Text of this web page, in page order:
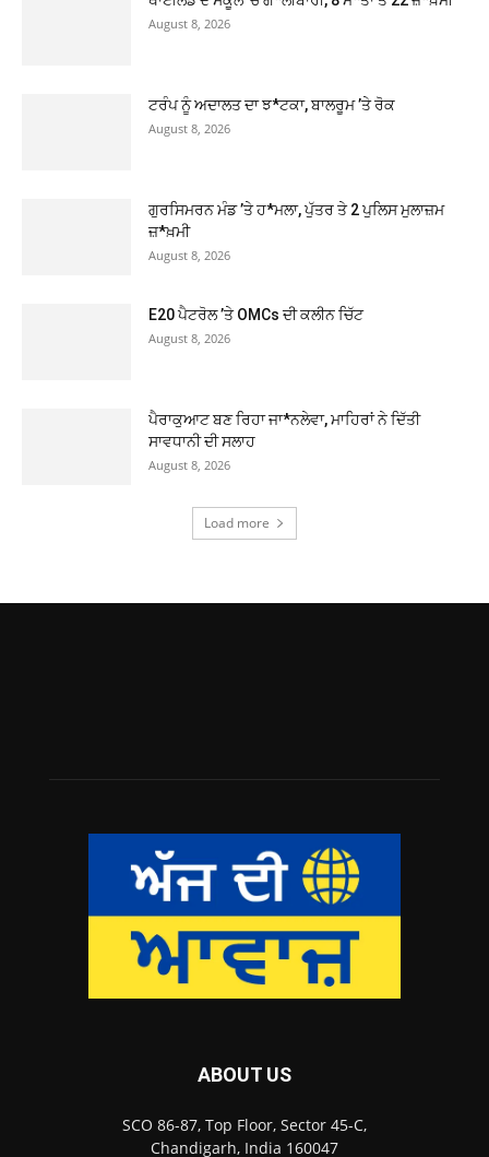
August 8, 2026
ਟਰੰਪ ਨੂੰ ਅਦਾਲਤ ਦਾ ਝ*ਟਕਾ, ਬਾਲਰੂਮ ’ਤੇ ਰੋਕ
August 8, 2026
ਗੁਰਸਿਮਰਨ ਮੰਡ ’ਤੇ ਹ*ਮਲਾ, ਪੁੱਤਰ ਤੇ 2 ਪੁਲਿਸ ਮੁਲਾਜ਼ਮ
ਜ਼*ਖ਼ਮੀ
August 8, 2026
E20 ਪੈਟਰੋਲ ’ਤੇ OMCs ਦੀ ਕਲੀਨ ਚਿੱਟ
August 8, 2026
ਪੈਰਾਕੁਆਟ ਬਣ ਰਿਹਾ ਜਾ*ਨਲੇਵਾ, ਮਾਹਿਰਾਂ ਨੇ ਦਿੱਤੀ
ਸਾਵਧਾਨੀ ਦੀ ਸਲਾਹ
August 8, 2026
Load more
ABOUT US
SCO 86-87, Top Floor, Sector 45-C,
Chandigarh, India 160047